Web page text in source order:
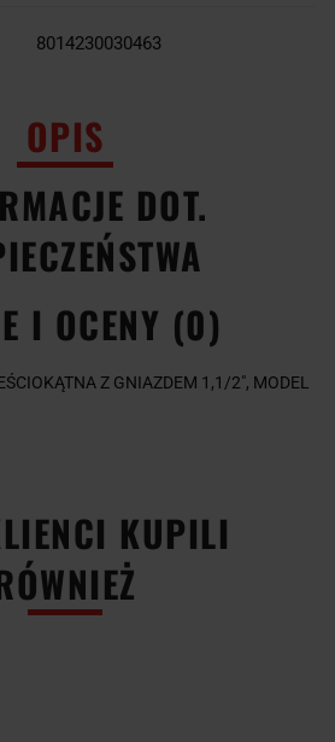
8014230030463
OPIS
DOT.
I OCENY (0)
Z GNIAZDEM 1,1/2", MODEL
KUPILI